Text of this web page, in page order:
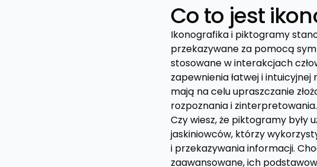
Co to jest
Ikonografika i piktogramy
przekazywane za pomocą
stosowane w interakcjach
zapewnienia łatwej i
mają na celu upraszczanie
rozpoznania i zinterpretowania.
Czy wiesz, że piktogramy były
jaskiniowców, którzy
i przekazywania informacji.
zaawansowane, ich